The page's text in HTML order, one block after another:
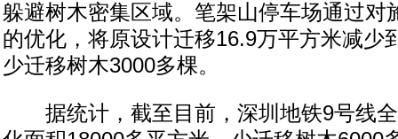
躲避树木密集区域。笔架山停车场通过对
的优化，将原设计迁移16.9万平方米减少
少迁移树木3000多棵。
据统计，截至目前，深圳地铁9号线全